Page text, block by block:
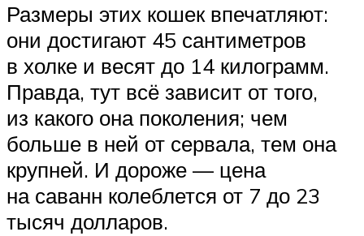
Размеры этих кошек впечатляют:
они достигают 45 сантиметров
в холке и весят до 14 килограмм.
Правда, тут всё зависит от того,
из какого она поколения; чем
больше в ней от сервала, тем она
крупней. И дороже — цена
на саванн колеблется от 7 до 23
тысяч долларов.